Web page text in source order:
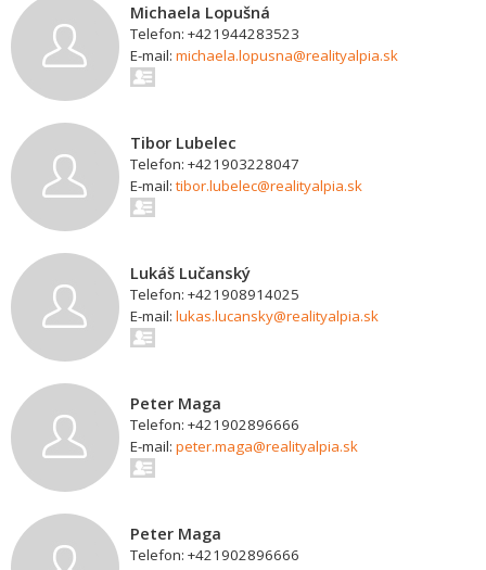
Michaela Lopušná
Telefon: +421944283523
E-mail: michaela.lopusna@realityalpia.sk
Tibor Lubelec
Telefon: +421903228047
E-mail: tibor.lubelec@realityalpia.sk
Lukáš Lučanský
Telefon: +421908914025
E-mail: lukas.lucansky@realityalpia.sk
Peter Maga
Telefon: +421902896666
E-mail: peter.maga@realityalpia.sk
Peter Maga
Telefon: +421902896666